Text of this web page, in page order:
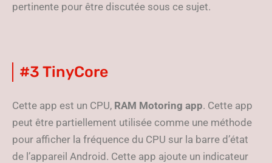
pertinente pour être discutée sous ce sujet.
#3 TinyCore
Cette app est un CPU, RAM Motoring app. Cette app
peut être partiellement utilisée comme une méthode
pour afficher la fréquence du CPU sur la barre d’état
de l’appareil Android. Cette app ajoute un indicateur